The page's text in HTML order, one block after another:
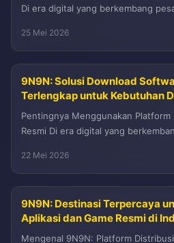
Di era digital yang berkembang
25 Mei 2026
9N9N: Solusi Download
Terlengkap untuk Kebutuhan
Pentingnya Menggunakan
Resmi Di era digital yang
22 Mei 2026
9N9N: Destinasi Terpercaya
Aplikasi dan Game Resmi di
Mengenal 9N9N: Platform